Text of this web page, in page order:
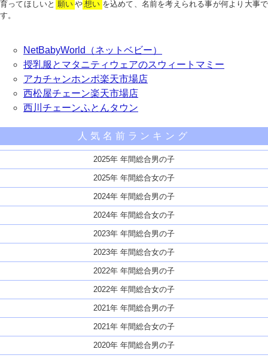
育ってほしいと 願い や 想い を込めて、名前を考えられる事が何より大事で
す。
NetBabyWorld（ネットベビー）
授乳服とマタニティウェアのスウィートマミー
アカチャンホンポ楽天市場店
西松屋チェーン楽天市場店
西川チェーンふとんタウン
人気名前ランキング
2025年 年間総合男の子
2025年 年間総合女の子
2024年 年間総合男の子
2024年 年間総合女の子
2023年 年間総合男の子
2023年 年間総合女の子
2022年 年間総合男の子
2022年 年間総合女の子
2021年 年間総合男の子
2021年 年間総合女の子
2020年 年間総合男の子